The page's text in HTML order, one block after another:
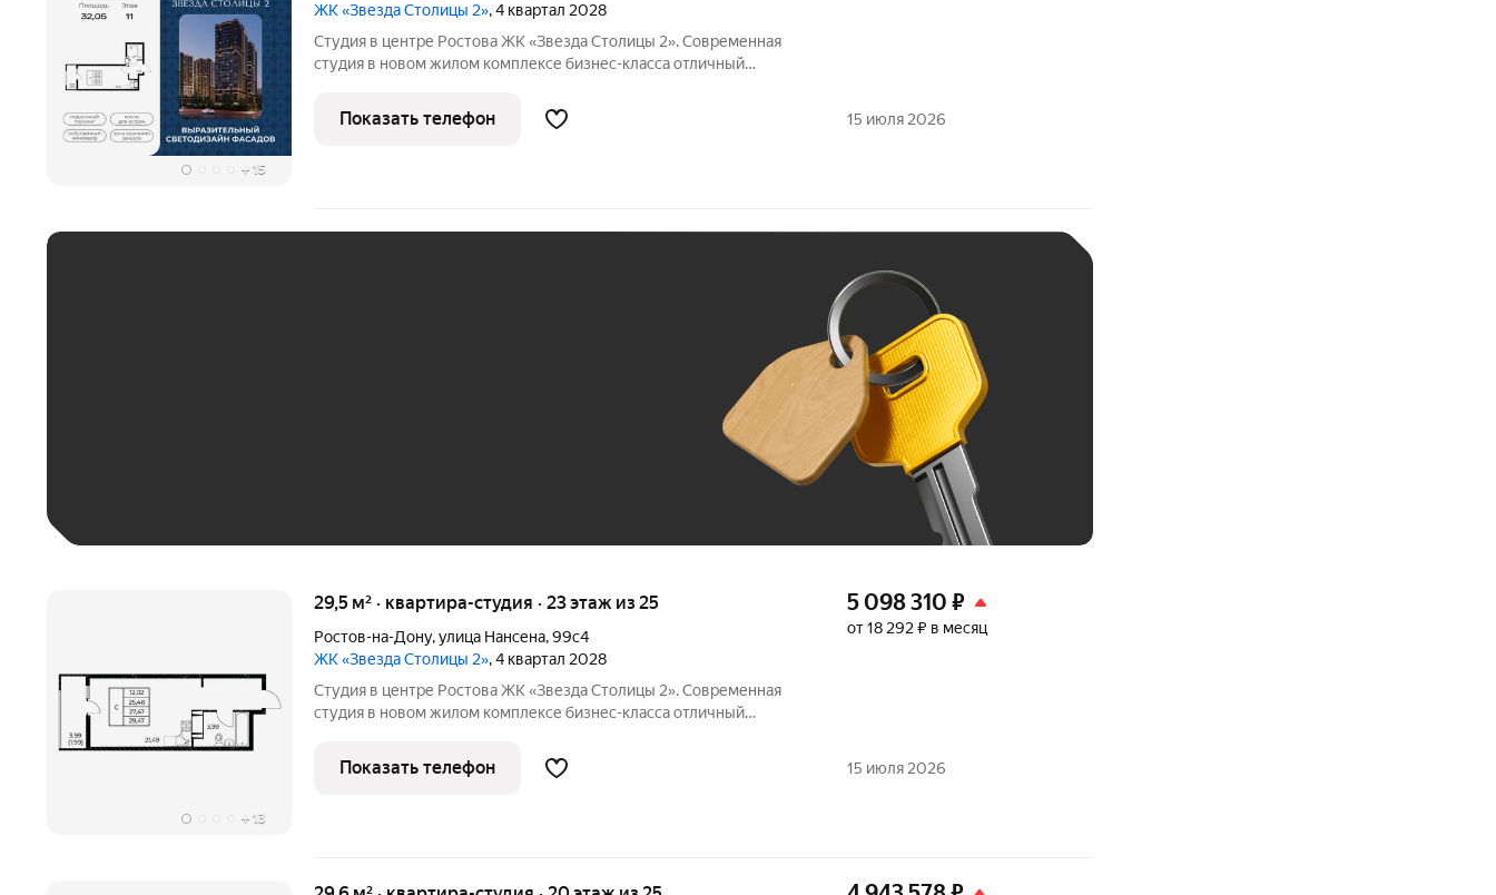
+ 15
ЖК «Звезда Столицы 2», 4 квартал 2028
Студия в центре Ростова ЖК «Звезда Столицы 2». Современная
студия в новом жилом комплексе бизнес-класса отличный
покупки: Рассрочка 0% без переплат на 6 месяцев; Семейная
ипотека 5% на
Показать телефон 15 июля 2026
+ 13
29,5 м² · квартира-студия · 23 этаж из 25
Ростов-на-Дону,улица Нансена,99с4
ЖК «Звезда Столицы 2», 4 квартал 2028
Студия в центре Ростова ЖК «Звезда Столицы 2». Современная
студия в новом жилом комплексе бизнес-класса отличный
покупки: Рассрочка 0% без переплат на 6 месяцев; Семейная
ипотека 5% на
5 098 310 ₽
от 18 292 ₽ в месяц
Показать телефон 15 июля 2026